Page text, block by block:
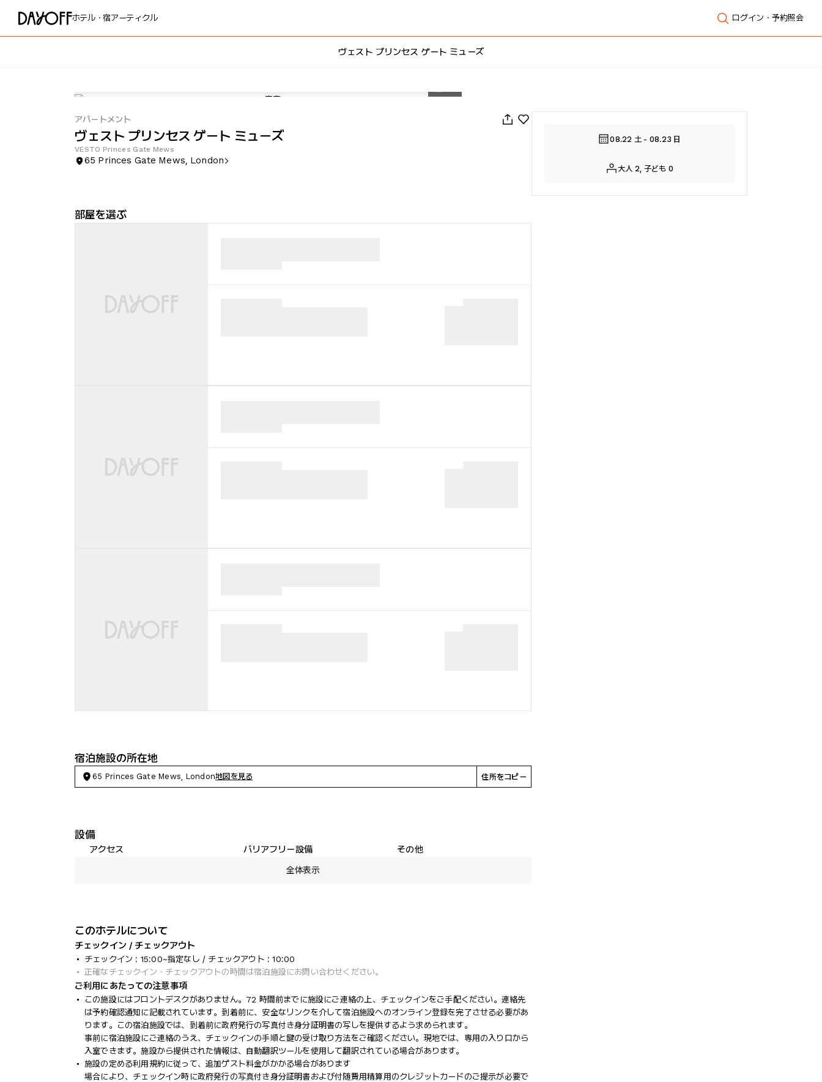
ホテル・宿アーティクル ログイン・予約照会
ヴェスト プリンセス ゲート ミューズ
アパートメント
ヴェスト プリンセス ゲート ミューズ
VESTO Princes Gate Mews
65 Princes Gate Mews, London
部屋を選ぶ
宿泊施設の所在地
65 Princes Gate Mews, London地図を見る 住所をコピー
設備
アクセス バリアフリー設備
その他
全体表示
このホテルについて
チェックイン / チェックアウト
チェックイン : 15:00~指定なし / チェックアウト : 10:00
正確なチェックイン・チェックアウトの時間は宿泊施設にお問い合わせください。
ご利用にあたっての注意事項
この施設にはフロントデスクがありません。72 時間前までに施設にご連絡の上、チェックインをご手配ください。連絡先
は予約確認通知に記載されています。到着前に、安全なリンクを介して宿泊施設へのオンライン登録を完了させる必要があ
ります。この宿泊施設では、到着前に政府発行の写真付き身分証明書の写しを提供するよう求められます。
事前に宿泊施設にご連絡のうえ、チェックインの手順と鍵の受け取り方法をご確認ください。現地では、専用の入り口から
入室できます。施設から提供された情報は、自動翻訳ツールを使用して翻訳されている場合があります。
施設の定める利用規約に従って、追加ゲスト料金がかかる場合があります
場合により、チェックイン時に政府発行の写真付き身分証明書および付随費用精算用のクレジットカードのご提示が必要で
08.22 土 - 08.23 日
大人 2, 子ども 0